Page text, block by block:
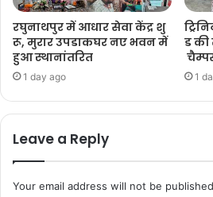
रघुनाथपुर में आधार सेवा केंद्र शु
रू, मुरार उपडाकघर नए भवन में
हुआ स्थानांतरित
1 day ago
ड की
1
Leave a Reply
Your email address will not be